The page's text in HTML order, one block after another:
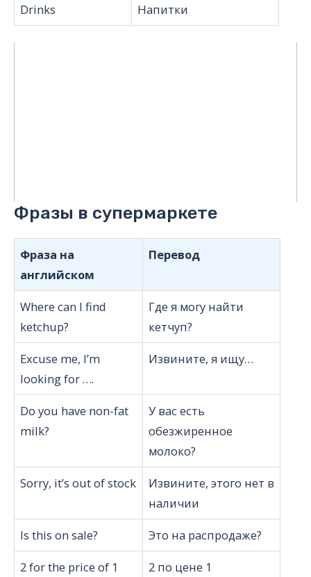
Drinks
Напитки
Фразы в супермаркете
Фраза на
английском
Перевод
Where can I find
ketchup?
Где я могу найти
кетчуп?
Excuse me, I’m
looking for ….
Извините, я ищу…
Do you have non-fat
milk?
У вас есть
обезжиренное
молоко?
Sorry, it’s out of stock
Извините, этого нет в
наличии
Is this on sale?
Это на распродаже?
2 for the price of 1
2 по цене 1